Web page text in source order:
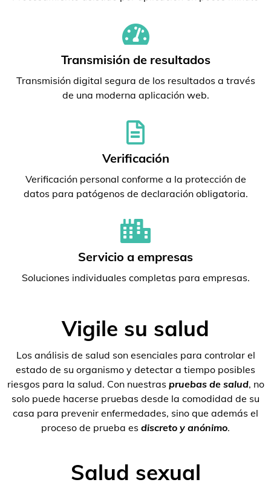
Transmisión de resultados
Transmisión digital segura de los resultados a través
de una moderna aplicación web.
Verificación
Verificación personal conforme a la protección de
datos para patógenos de declaración obligatoria.
Servicio a empresas
Soluciones individuales completas para empresas.
Vigile su salud
Los análisis de salud son esenciales para controlar el
estado de su organismo y detectar a tiempo posibles
riesgos para la salud. Con nuestras pruebas de salud, no
solo puede hacerse pruebas desde la comodidad de su
casa para prevenir enfermedades, sino que además el
proceso de prueba es discreto y anónimo.
Salud sexual